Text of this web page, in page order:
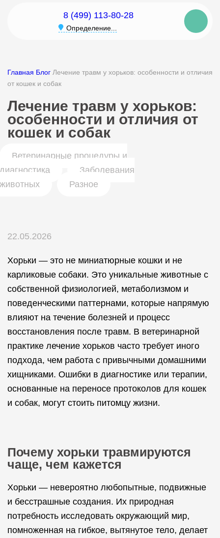
8 (499) 113-80-28
Определение...
Главная Блог Лечение травм у хорьков: особенности и отличия
от кошек и собак
Лечение травм у хорьков:
особенности и отличия от
кошек и собак
Ветеринарные процедуры и
диагностика
Заболевания
животных
Разное
22.05.2026
Хорьки — это не миниатюрные кошки и не
карликовые собаки. Это уникальные животные с
собственной физиологией, метаболизмом и
поведенческими паттернами, которые напрямую
влияют на течение болезней и процесс
восстановления после травм. В ветеринарной
практике лечение хорьков часто требует иного
подхода, чем работа с привычными домашними
хищниками. Ошибки в диагностике или терапии,
основанные на переносе протоколов для кошек
и собак, могут стоить питомцу жизни.
Почему хорьки травмируются
чаще, чем кажется
Хорьки — невероятно любопытные, подвижные
и бесстрашные создания. Их природная
потребность исследовать окружающий мир,
помноженная на гибкое, вытянутое тело, делает